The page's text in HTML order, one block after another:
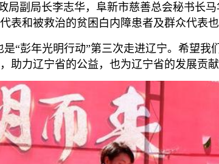
副局长李志华，阜新市慈善总会秘书长
和被救治的贫困白内障患者及群众代表也
彭年光明行动”第三次走进辽宁。希望我
力辽宁省的公益，也为辽宁省的发展贡献